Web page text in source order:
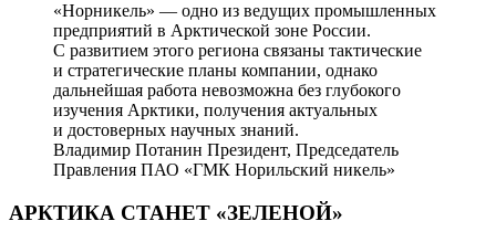
«Норникель» — одно из ведущих промышленных
предприятий в Арктической зоне России.
С развитием этого региона связаны тактические
и стратегические планы компании, однако
дальнейшая работа невозможна без глубокого
изучения Арктики, получения актуальных
и достоверных научных знаний.
Владимир Потанин Президент, Председатель
Правления ПАО «ГМК Норильский никель»
АРКТИКА СТАНЕТ «ЗЕЛЕНОЙ»